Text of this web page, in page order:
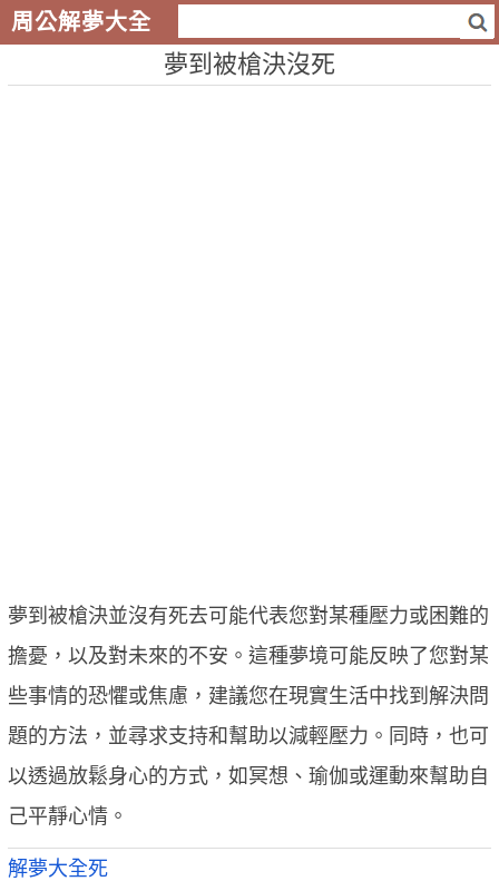
周公解夢大全
夢到被槍決沒死
夢到被槍決並沒有死去可能代表您對某種壓力或困難的
擔憂，以及對未來的不安。這種夢境可能反映了您對某
些事情的恐懼或焦慮，建議您在現實生活中找到解決問
題的方法，並尋求支持和幫助以減輕壓力。同時，也可
以透過放鬆身心的方式，如冥想、瑜伽或運動來幫助自
己平靜心情。
解夢大全死